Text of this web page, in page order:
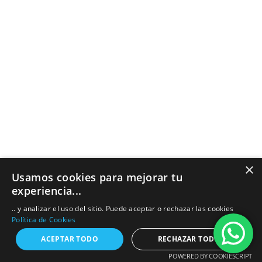
abril 2018
marzo 2018
noviembre 2017
×
Usamos cookies para mejorar tu
experiencia...
.. y analizar el uso del sitio. Puede aceptar o rechazar las cookies
Política de Cookies
ACEPTAR TODO
RECHAZAR TODO
POWERED BY COOKIESCRIPT